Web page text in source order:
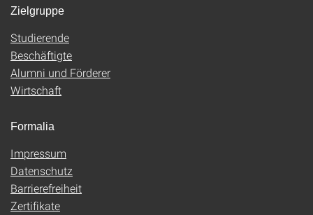
Zielgruppe
Studierende
Beschäftigte
Alumni und Förderer
Wirtschaft
Formalia
Impressum
Datenschutz
Barrierefreiheit
Zertifikate